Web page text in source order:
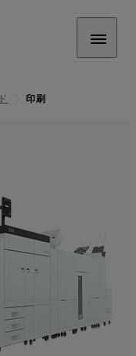
印刷